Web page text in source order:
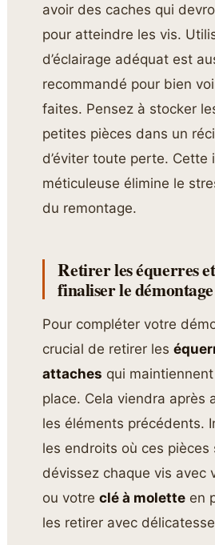
avoir des caches qui
pour atteindre les vis.
d’éclairage adéquat est
recommandé pour bien
faites. Pensez à stocker
petites pièces dans un
d’éviter toute perte. Cette
méticuleuse élimine le
du remontage.
Retirer les équerres
finaliser le démontage
Pour compléter votre
crucial de retirer les
attaches qui
place. Cela viendra après
les éléments précédents.
les endroits où ces
dévissez chaque vis avec
ou votreclé à molette en
les retirer avec